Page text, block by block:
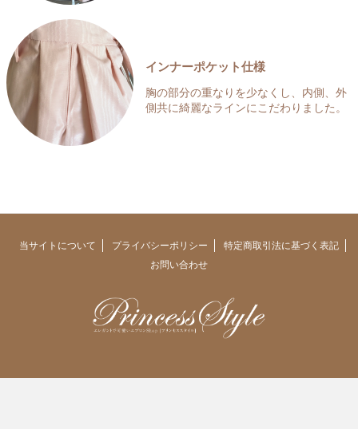
インナーポケット仕様
胸の部分の重なりを少なくし、内側、外
側共に綺麗なラインにこだわりました。
当サイトについて プライバシーポリシー
特定商取引法に基づく表記
お問い合わせ